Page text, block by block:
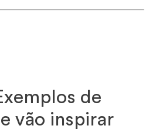
de
vão inspirar